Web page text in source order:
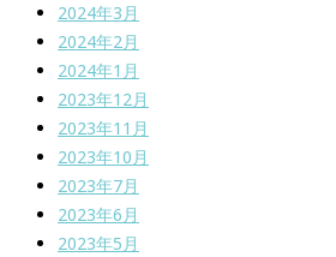
2024年3月
2024年2月
2024年1月
2023年12月
2023年11月
2023年10月
2023年7月
2023年6月
2023年5月